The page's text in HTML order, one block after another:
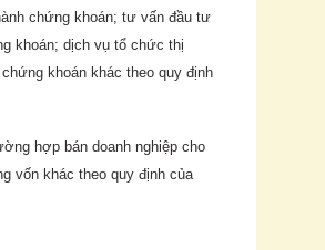
chứng khoán; tư vấn đầu tư
khoán; dịch vụ tổ chức thị
khoán khác theo quy định
hợp bán doanh nghiệp cho
vốn khác theo quy định của